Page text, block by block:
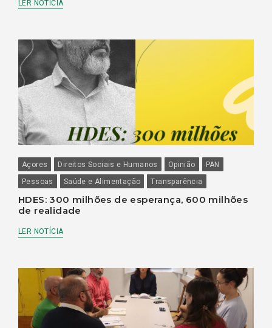
LER NOTÍCIA
Açores Direitos Sociais e Humanos Opinião
PAN
Pessoas
Saúde e Alimentação Transparência
HDES: 300 milhões de esperança, 600 milhões
de realidade
LER NOTÍCIA